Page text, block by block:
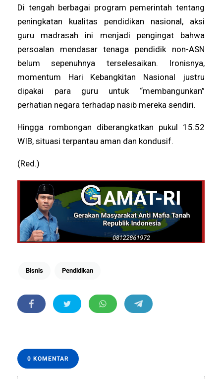
Di tengah berbagai program pemerintah tentang
peningkatan kualitas pendidikan nasional, aksi
guru madrasah ini menjadi pengingat bahwa
persoalan mendasar tenaga pendidik non-ASN
belum sepenuhnya terselesaikan. Ironisnya,
momentum Hari Kebangkitan Nasional justru
dipakai para guru untuk “membangunkan”
perhatian negara terhadap nasib mereka sendiri.
Hingga rombongan diberangkatkan pukul 15.52
WIB, situasi terpantau aman dan kondusif.
(Red.)
Bisnis Pendidikan
0 KOMENTAR